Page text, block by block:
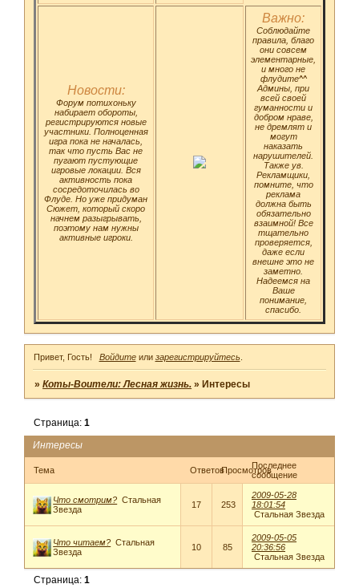
Новости:
Форум потихоньку
набирает обороты,
регистрируются новые
участники. Полноценная
игра пока не началась,
так что пусть Вас не
пугают пустующие
игровые локации. Вся
активность пока
сосредоточилась во
Флуде. Но уже придуман
Сюжет, который скоро
начнем разыгрывать,
поэтому нам нужны
активные игроки.
Важно:
Соблюдайте
правила, благо
они совсем
элементарные,
и много не
флудите^^
Админы, при
всей своей
гуманности и
добром нраве,
не дремлят и
могут
наказать
нарушителей.
Также ув.
Рекламщики,
помните, что
реклама
должна быть
обязательно
взаимной! Все
тщательно
проверяется,
даже если
внешне это не
заметно.
Надеемся на
Ваше
понимание,
спасибо.
Привет, Гость! Войдитеили зарегистрируйтесь
»Коты-Воители: Лесная жизнь. » Интересы
Интересы
Страница:1
Тема ОтветовПросмотровПоследнее
сообщение
Что смотрим? Стальная
Звезда
17 253
2009-05-28
18:01:54
Стальная Звезда
Что читаем? Стальная
Звезда
10 85
2009-05-05
20:36:56
Стальная Звезда
Страница:1